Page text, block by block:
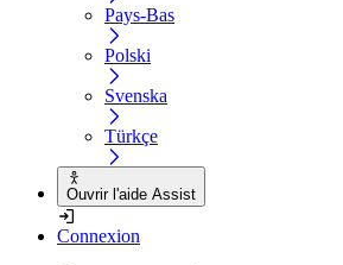
Pays-Bas
Polski
Svenska
Türkçe
Ouvrir l'aide Assist
Connexion